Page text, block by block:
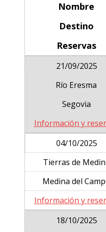
Nombre
Destino
Reservas
21/09/2025
Río Eresma
Segovia
Información y
04/10/2025
Tierras de
Medina del
Información y
18/10/2025